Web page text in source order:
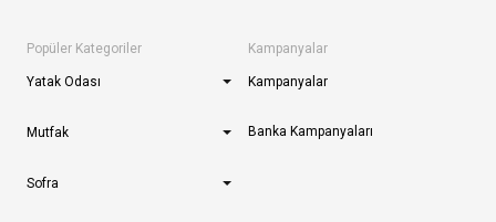
Popüler Kategoriler
Yatak Odası
Mutfak
Sofra
Kampanyalar
Kampanyalar
Banka Kampanyaları